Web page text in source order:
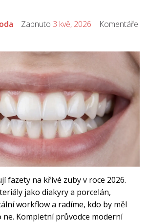
Zapnuto 3 kvě, 2026 Komentáře
fazety na křivé zuby v roce 2026.
jako diakyry a porcelán,
workflow a radíme, kdo by měl
ne. Kompletní průvodce moderní